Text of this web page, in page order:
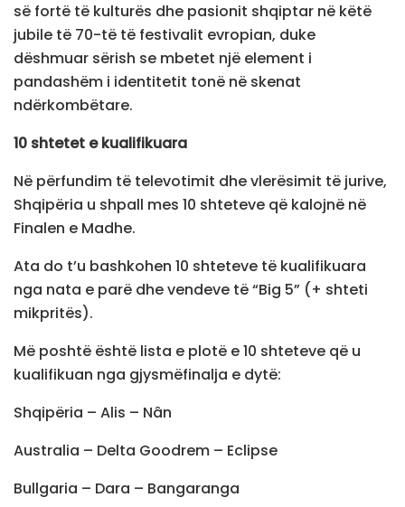
së fortë të kulturës dhe pasionit shqiptar në këtë
jubile të 70-të të festivalit evropian, duke
dëshmuar sërish se mbetet një element i
pandashëm i identitetit tonë në skenat
ndërkombëtare.
10 shtetet e kualifikuara
Në përfundim të televotimit dhe vlerësimit të jurive,
Shqipëria u shpall mes 10 shteteve që kalojnë në
Finalen e Madhe.
Ata do t’u bashkohen 10 shteteve të kualifikuara
nga nata e parë dhe vendeve të “Big 5” (+ shteti
mikpritës).
Më poshtë është lista e plotë e 10 shteteve që u
kualifikuan nga gjysmëfinalja e dytë:
Shqipëria – Alis – Nân
Australia – Delta Goodrem – Eclipse
Bullgaria – Dara – Bangaranga